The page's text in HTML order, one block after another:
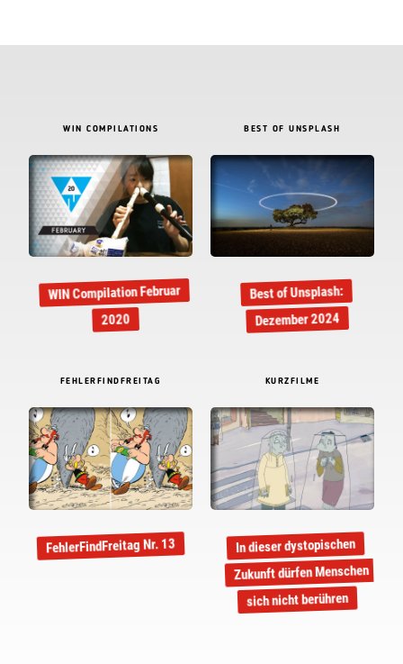
WIN COMPILATIONS
WIN Compilation Februar
2020
BEST OF UNSPLASH
Best of Unsplash:
Dezember 2024
FEHLERFINDFREITAG
FehlerFindFreitag Nr. 13
KURZFILME
In dieser dystopischen
Zukunft dürfen Menschen
sich nicht berühren